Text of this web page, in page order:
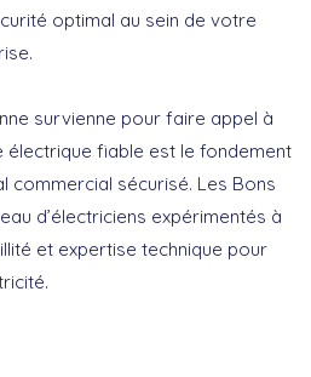
optimal au sein de votre
.
survienne pour faire appel à
électrique fiable est le fondement
commercial sécurisé. Les Bons
d’électriciens expérimentés à
et expertise technique pour